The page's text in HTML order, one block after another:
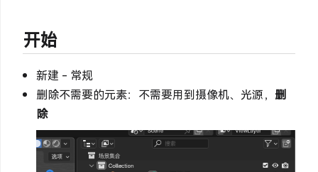
开始
新建 - 常规
删除不需要的元素：不需要用到摄像机、光源， 删
除